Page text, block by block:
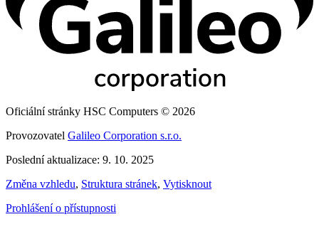
Oficiální stránky HSC Computers © 2026
Provozovatel Galileo Corporation s.r.o.
Poslední aktualizace: 9. 10. 2025
Změna vzhledu, Struktura stránek, Vytisknout
Prohlášení o přístupnosti